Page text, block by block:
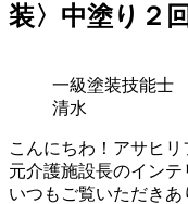
装〉中塗り２
一級塗装技能士
清水
こんにちわ！アサヒ
元介護施設長のインテ
いつもご覧いただきあ